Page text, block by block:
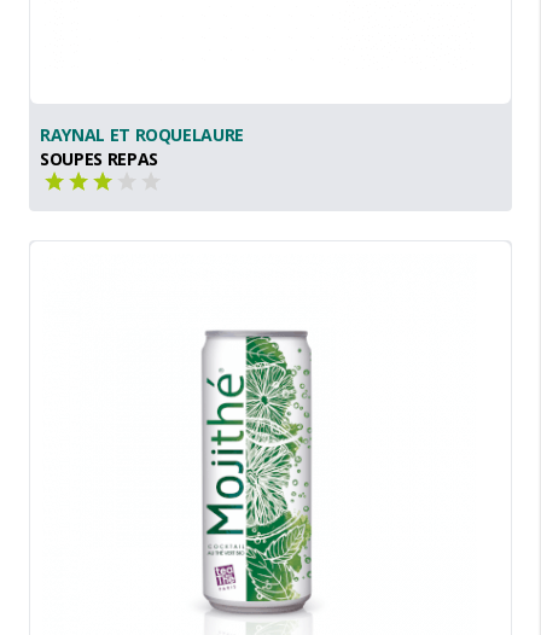
RAYNAL ET ROQUELAURE
SOUPES REPAS